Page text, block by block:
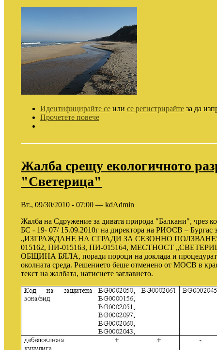
Идентифицирайте се или се регистрирайте за да
Прочетете повече
Жалба срещу екологичното
"Светерица"
Вт., 09/30/2010 - 07:00 — kdAdmin
Жалба на Сдружение за дивата природа "Балкани", чрез
БС - 19- 07/ 15.09.2010г на директора на РИОСВ – Бургас
„ИЗГРАЖДАНЕ НА СГРАДИ ЗА СЕЗОННО ПОЛЗВАНЕ”
015162, ПИ-015163, ПИ-015164, МЕСТНОСТ
ОБЩИНА БЯЛА, поради пороци на доклада и процедурата
околната среда. Решението беше отменено от МОСВ в
текст на жалбата, натиснете заглавието.